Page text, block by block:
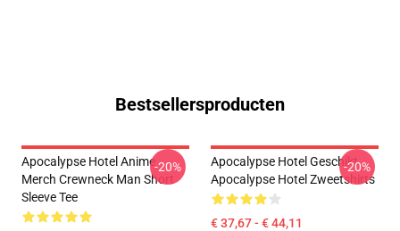
Bestsellersproducten
Apocalypse Hotel Anime
Merch Crewneck Man Short
Sleeve Tee
-20%
Apocalypse Hotel Geschikt
Apocalypse Hotel Zweetshirts
€ 37,67 - € 44,11
-20%